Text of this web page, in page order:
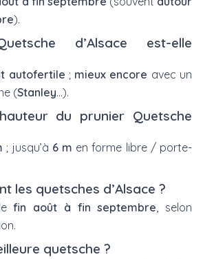
).
d’Alsace est-elle
autofertile ; mieux encore avec un
(Stanley…).
du prunier Quetsche
; jusqu’à 6 m en forme libre / porte-
les quetsches d’Alsace ?
fin août à fin septembre, selon
quetsche ?